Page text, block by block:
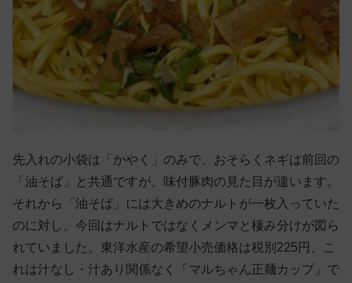
先入れの小袋は「かやく」のみで、おそらくネギは前回の
「油そば」と共通ですが、味付豚肉の見た目が違います。
それから「油そば」には大きめのナルトが一枚入っていた
のに対し、今回はナルトではなくメンマと棲み分けが図ら
れていました。東洋水産の希望小売価格は税別225円、こ
れは汁なし・汁あり関係なく「マルちゃん正麺カップ」で